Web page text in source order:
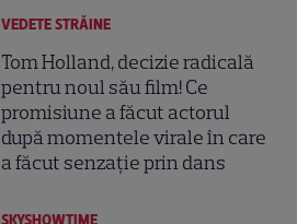
VEDETE STRĂINE
Tom Holland, decizie radicală
pentru noul său film! Ce
promisiune a făcut actorul
după momentele virale în care
a făcut senzație prin dans